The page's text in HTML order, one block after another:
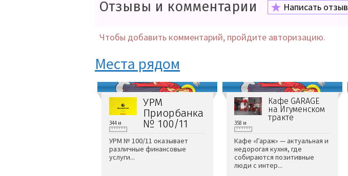
Отзывы и комментарии Написать отзыв
Чтобы добавить комментарий, пройдите авторизацию.
Места рядом
УРМ
Приорбанка
№ 100/11
344 м
УРМ № 100/11 оказывает
различные финансовые
услуги...
Кафе GARAGE
на Игуменском
тракте
358 м
Кафе «Гараж» — актуальная и
недорогая кухня, где
собираются позитивные
люди с интер...